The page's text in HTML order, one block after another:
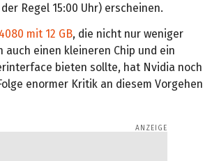
Regel 15:00 Uhr) erscheinen.
mit 12 GB, die nicht nur weniger
auch einen kleineren Chip und ein
bieten sollte, hat Nvidia noch
enormer Kritik an diesem Vorgehen